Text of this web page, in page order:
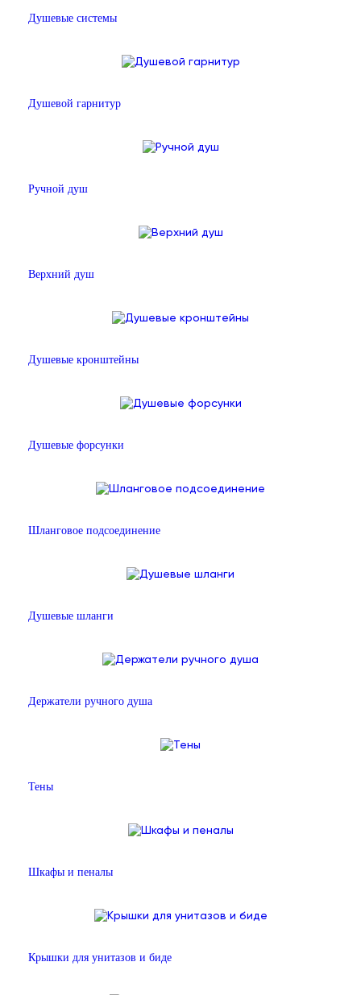
Душевые системы
Душевой гарнитур
Ручной душ
Верхний душ
Душевые кронштейны
Душевые форсунки
Шланговое подсоединение
Душевые шланги
Держатели ручного душа
Тены
Шкафы и пеналы
Крышки для унитазов и биде